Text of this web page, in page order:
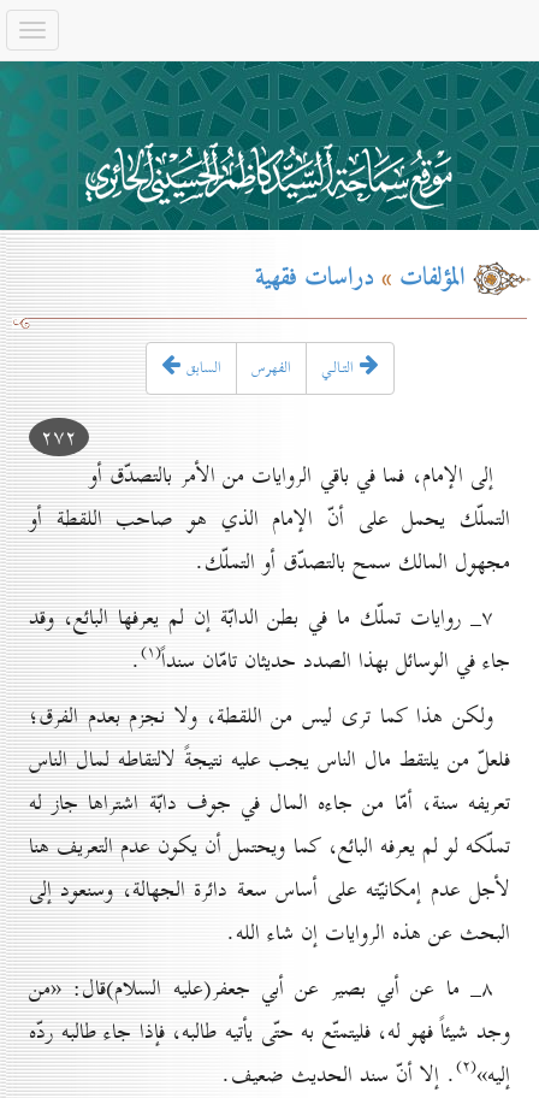
المؤلفات»دراسات فقهية
السابق الفهرس التـالـي
۲۷۲
إلى الإمام، فما في باقي الروايات من الأمر بالتصدّق أو
التملّك يحمل على أنّ الإمام الذي هو صاحب اللقطة أو
مجهول المالك سمح بالتصدّق أو التملّك.
۷_ روايات تملّك ما في بطن الدابّة إن لم يعرفها البائع، وقد
جاء في الوسائل بهذا الصدد حديثان تامّان سنداً(۱) .
ولكن هذا كما ترى ليس من اللقطة، ولا نجزم بعدم الفرق؛
فلعلّ من يلتقط مال الناس يجب عليه نتيجةً لالتقاطه لمال الناس
تعريفه سنة، أمّا من جاءه المال في جوف دابّة اشتراها جاز له
تملّكه لو لم يعرفه البائع، كما ويحتمل أن يكون عدم التعريف هنا
لأجل عدم إمكانيّته على أساس سعة دائرة الجهالة، وسنعود إلى
البحث عن هذه الروايات إن شاء الله.
۸_ ما عن أبي بصير عن أبي جعفر(علیه السلام)قال: «من
وجد شيئاً فهو له، فليتمتّع به حتّى يأتيه طالبه، فإذا جاء طالبه ردّه
إليه»(۲) . إلا أنّ سند الحديث ضعيف.